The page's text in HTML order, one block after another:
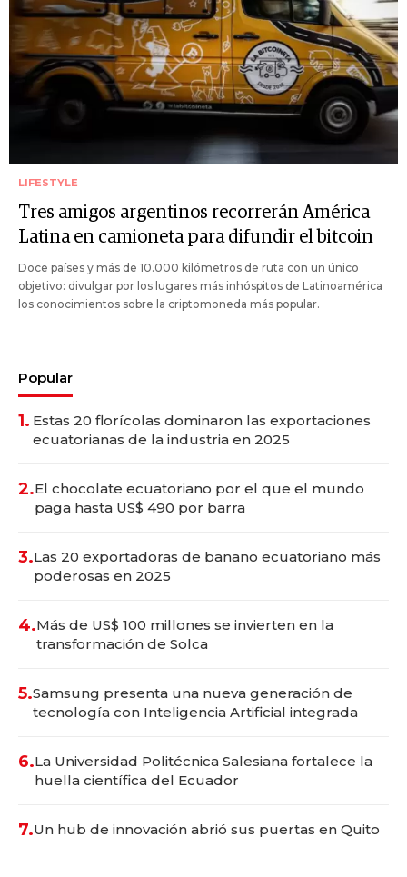
LIFESTYLE
Tres amigos argentinos recorrerán América
Latina en camioneta para difundir el bitcoin
Doce países y más de 10.000 kilómetros de ruta con un único
objetivo: divulgar por los lugares más inhóspitos de Latinoamérica
los conocimientos sobre la criptomoneda más popular.
Popular
1. Estas 20 florícolas dominaron las exportaciones
ecuatorianas de la industria en 2025
2.El chocolate ecuatoriano por el que el mundo
paga hasta US$ 490 por barra
3.Las 20 exportadoras de banano ecuatoriano más
poderosas en 2025
4.Más de US$ 100 millones se invierten en la
transformación de Solca
5.Samsung presenta una nueva generación de
tecnología con Inteligencia Artificial integrada
6.La Universidad Politécnica Salesiana fortalece la
huella científica del Ecuador
7.Un hub de innovación abrió sus puertas en Quito